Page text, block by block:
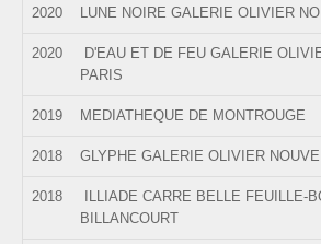
2020 LUNE NOIRE GALERIE OLIVIER
2020
D'EAU ET DE FEU GALERIE
PARIS
2019 MEDIATHEQUE DE MONTROUGE
2018 GLYPHE GALERIE OLIVIER
2018
ILLIADE CARRE BELLE FEUILLE-
BILLANCOURT